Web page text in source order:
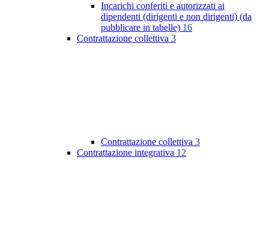
Incarichi conferiti e autorizzati ai
dipendenti (dirigenti e non dirigenti) (da
pubblicare in tabelle) 16
Contrattazione collettiva 3
Contrattazione collettiva 3
Contrattazione integrativa 12